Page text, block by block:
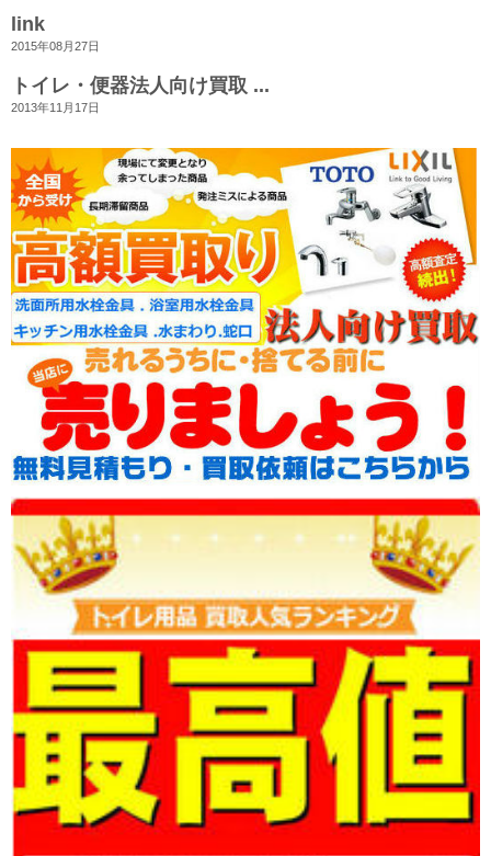
link
2015年08月27日
トイレ・便器法人向け買取 ...
2013年11月17日